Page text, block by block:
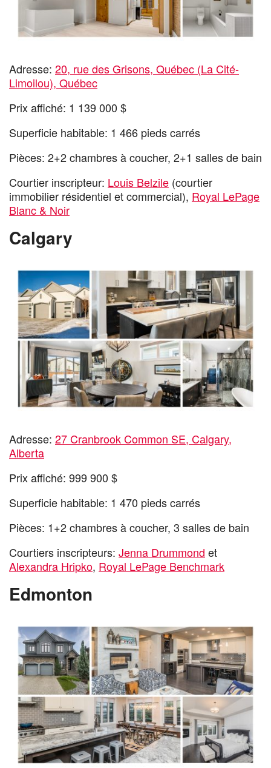
Adresse: 20, rue des Grisons, Québec (La Cité-
Limoilou), Québec
Prix affiché: 1 139 000 $
Superficie habitable: 1 466 pieds carrés
Pièces: 2+2 chambres à coucher, 2+1 salles de bain
Courtier inscripteur: Louis Belzile (courtier
immobilier résidentiel et commercial), Royal LePage
Blanc & Noir
Calgary
Adresse: 27 Cranbrook Common SE, Calgary,
Alberta
Prix affiché: 999 900 $
Superficie habitable: 1 470 pieds carrés
Pièces: 1+2 chambres à coucher, 3 salles de bain
Courtiers inscripteurs: Jenna Drummond et
Alexandra Hripko, Royal LePage Benchmark
Edmonton